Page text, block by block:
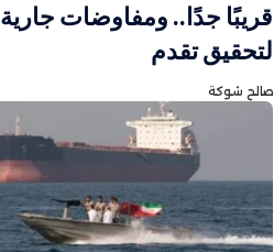
قريبًا جدًا.. ومفاوضات جارية
لتحقيق تقدم
صالح شوكة